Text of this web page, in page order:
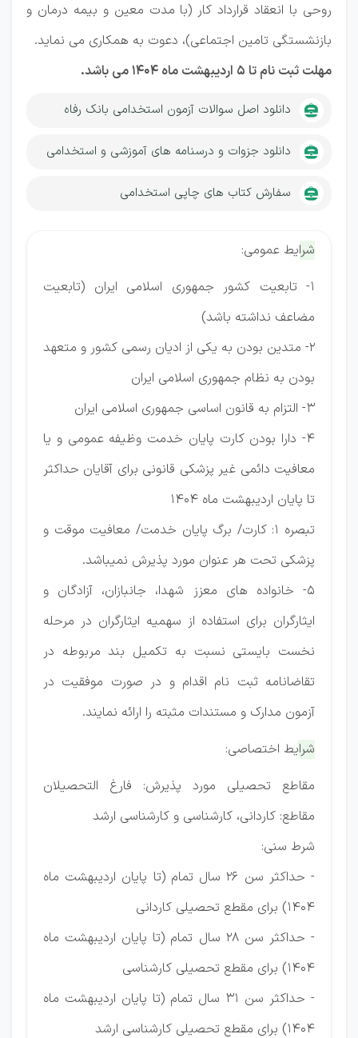
روحی با انعقاد قرارداد کار (با مدت معین و بیمه درمان و
بازنشستگی تامین اجتماعی)، دعوت به همکاری می نماید.
مهلت ثبت نام تا 5 اردیبهشت ماه 1404 می باشد.
دانلود اصل سوالات آزمون استخدامی بانک رفاه
دانلود جزوات و درسنامه های آموزشی و استخدامی
سفارش کتاب های چاپی استخدامی
شرایط عمومی:
1- تابعیت کشور جمهوری اسلامی ایران (تابعیت
مضاعف نداشته باشد)
2- متدین بودن به یکی از ادیان رسمی کشور و متعهد
بودن به نظام جمهوری اسلامی ایران
3- التزام به قانون اساسی جمهوری اسلامی ایران
4- دارا بودن کارت پایان خدمت وظیفه عمومی و یا
معافیت دائمی غیر پزشکی قانونی برای آقایان حداکثر
تا پایان اردیبهشت ماه 1404
تبصره 1: کارت/ برگ پایان خدمت/ معافیت موقت و
پزشکی تحت هر عنوان مورد پذیرش نمیباشد.
5- خانواده های معزز شهدا، جانبازان، آزادگان و
ایثارگران برای استفاده از سهمیه ایثارگران در مرحله
نخست بایستی نسبت به تکمیل بند مربوطه در
تقاضانامه ثبت نام اقدام و در صورت موفقیت در
آزمون مدارک و مستندات مثبته را ارائه نمایند.
شرایط اختصاصی:
مقاطع تحصیلی مورد پذیرش: فارغ التحصیلان
مقاطع: کاردانی، کارشناسی و کارشناسی ارشد
شرط سنی:
- حداکثر سن 26 سال تمام (تا پایان اردیبهشت ماه
1404) برای مقطع تحصیلی کاردانی
- حداکثر سن 28 سال تمام (تا پایان اردیبهشت ماه
1404) برای مقطع تحصیلی کارشناسی
- حداکثر سن 31 سال تمام (تا پایان اردیبهشت ماه
1404) برای مقطع تحصیلی کارشناسی ارشد